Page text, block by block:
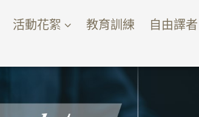
活動花絮 教育訓練 自由譯者